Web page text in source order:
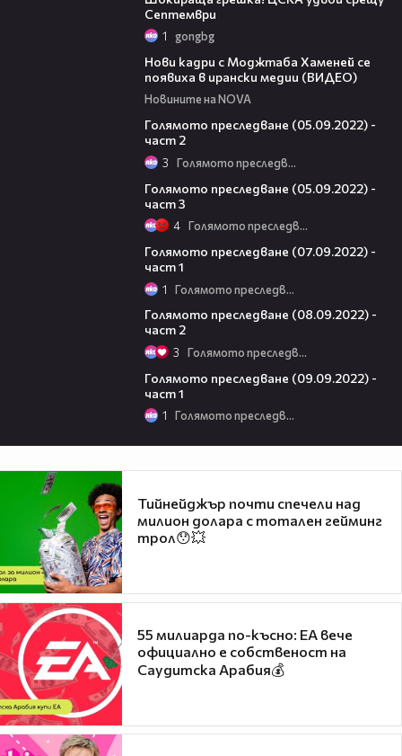
Септември
1 gongbg
Нови кадри с Моджтаба Хаменей се
появиха в ирански медии (ВИДЕО)
Новините на NOVA
Голямото преследване (05.09.2022) -
част 2
3 Голямото преследване
Голямото преследване (05.09.2022) -
част 3
4 Голямото преследване
Голямото преследване (07.09.2022) -
част 1
1 Голямото преследване
Голямото преследване (08.09.2022) -
част 2
3 Голямото преследване
Голямото преследване (09.09.2022) -
част 1
1 Голямото преследване
Тийнейджър почти спечели над
милион долара с тотален гейминг
трол😯💥
55 милиарда по-късно: EA вече
официално е собственост на
Саудитска Арабия💰